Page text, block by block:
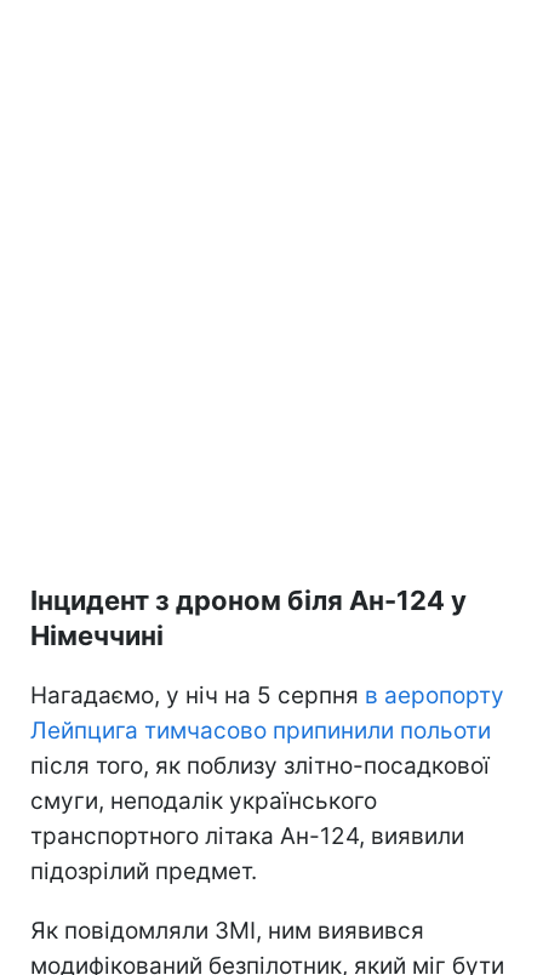
Інцидент з дроном біля Ан-124 у
Німеччині
Нагадаємо, у ніч на 5 серпня в аеропорту
Лейпцига тимчасово припинили польоти
після того, як поблизу злітно-посадкової
смуги, неподалік українського
транспортного літака Ан-124, виявили
підозрілий предмет.
Як повідомляли ЗМІ, ним виявився
модифікований безпілотник, який міг бути